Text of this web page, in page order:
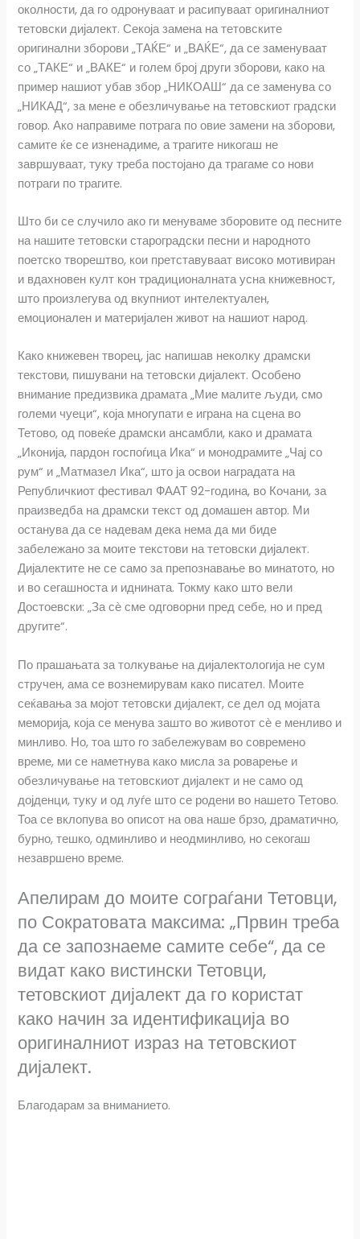
околности, да го одронуваат и расипуваат оригиналниот
тетовски дијалект. Секоја замена на тетовските
оригинални зборови „ТАЌЕ“ и „ВАЌЕ“, да се заменуваат
со „ТАКЕ“ и „ВАКЕ“ и голем број други зборови, како на
пример нашиот убав збор „НИКОАШ“ да се заменува со
„НИКАД“, за мене е обезличување на тетовскиот градски
говор. Ако направиме потрага по овие замени на зборови,
самите ќе се изненадиме, а трагите никогаш не
завршуваат, туку треба постојано да трагаме со нови
потраги по трагите.
Што би се случило ако ги менуваме зборовите од песните
на нашите тетовски староградски песни и народното
поетско творештво, кои претставуваат високо мотивиран
и вдахновен култ кон традиционалната усна книжевност,
што произлегува од вкупниот интелектуален,
емоционален и материјален живот на нашиот народ.
Како книжевен творец, јас напишав неколку драмски
текстови, пишувани на тетовски дијалект. Особено
внимание предизвика драмата „Мие малите људи, смо
големи чуеци“, која многупати е играна на сцена во
Тетово, од повеќе драмски ансамбли, како и драмата
„Иконија, пардон госпоѓица Ика“ и монодрамите „Чај со
рум“ и „Матмазел Ика“, што ја освои наградата на
Републичкиот фестивал ФААТ 92-година, во Кочани, за
праизведба на драмски текст од домашен автор. Ми
останува да се надевам дека нема да ми биде
забележано за моите текстови на тетовски дијалект.
Дијалектите не се само за препознавање во минатото, но
и во сегашноста и иднината. Токму како што вели
Достоевски: „За сѐ сме одговорни пред себе, но и пред
другите“.
По прашањата за толкување на дијалектологија не сум
стручен, ама се вознемирувам како писател. Моите
сеќавања за мојот тетовски дијалект, се дел од мојата
меморија, која се менува зашто во животот сѐ е менливо и
минливо. Но, тоа што го забележувам во современо
време, ми се наметнува како мисла за роварење и
обезличување на тетовскиот дијалект и не само од
дојденци, туку и од луѓе што се родени во нашето Тетово.
Тоа се вклопува во описот на ова наше брзо, драматично,
бурно, тешко, одминливо и неодминливо, но секогаш
незавршено време.
Апелирам до моите сограѓани Тетовци,
по Сократовата максима: „Првин треба
да се запознаеме самите себе“, да се
видат како вистински Тетовци,
тетовскиот дијалект да го користат
како начин за идентификација во
оригиналниот израз на тетовскиот
дијалект.
Благодарам за вниманието.